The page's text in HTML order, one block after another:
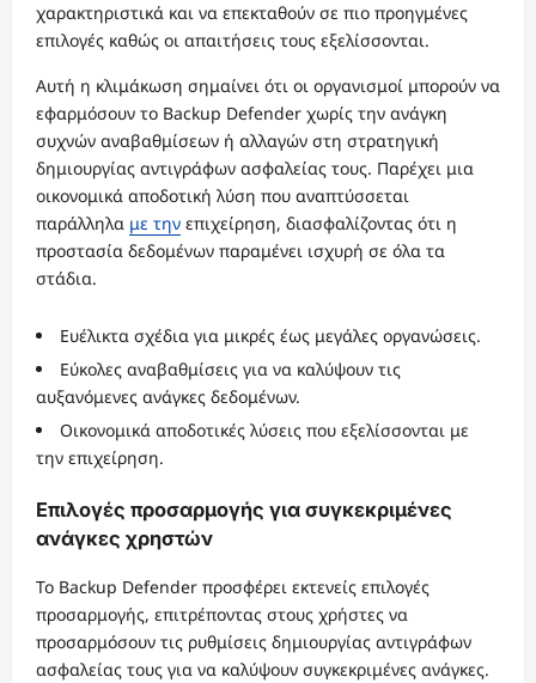
χαρακτηριστικά και να επεκταθούν σε πιο προηγμένες
επιλογές καθώς οι απαιτήσεις τους εξελίσσονται.
Αυτή η κλιμάκωση σημαίνει ότι οι οργανισμοί μπορούν να
εφαρμόσουν το Backup Defender χωρίς την ανάγκη
συχνών αναβαθμίσεων ή αλλαγών στη στρατηγική
δημιουργίας αντιγράφων ασφαλείας τους. Παρέχει μια
οικονομικά αποδοτική λύση που αναπτύσσεται
παράλληλα με την επιχείρηση, διασφαλίζοντας ότι η
προστασία δεδομένων παραμένει ισχυρή σε όλα τα
στάδια.
Ευέλικτα σχέδια για μικρές έως μεγάλες οργανώσεις.
Εύκολες αναβαθμίσεις για να καλύψουν τις
αυξανόμενες ανάγκες δεδομένων.
Οικονομικά αποδοτικές λύσεις που εξελίσσονται με
την επιχείρηση.
Επιλογές προσαρμογής για συγκεκριμένες
ανάγκες χρηστών
Το Backup Defender προσφέρει εκτενείς επιλογές
προσαρμογής, επιτρέποντας στους χρήστες να
προσαρμόσουν τις ρυθμίσεις δημιουργίας αντιγράφων
ασφαλείας τους για να καλύψουν συγκεκριμένες ανάγκες.